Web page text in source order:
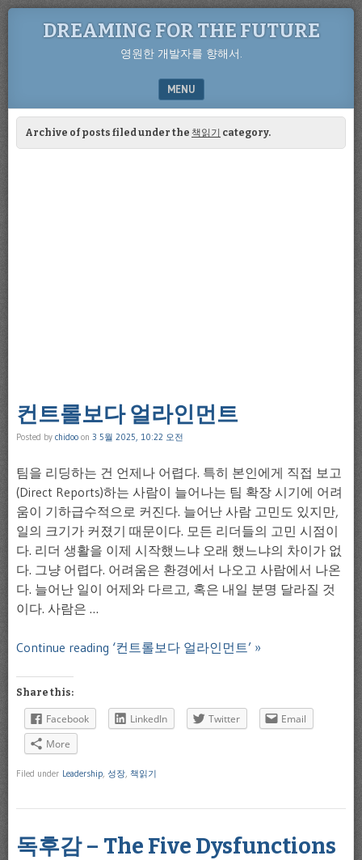
DREAMING FOR THE FUTURE
영원한 개발자를 향해서.
MENU
SKIP TO CONTENT
Archive of posts filed under the 책읽기 category.
컨트롤보다 얼라인먼트
Posted by chidoo on 3 5월 2025, 10:22 오전
팀을 리딩하는 건 언제나 어렵다. 특히 본인에게 직접 보고
(Direct Reports)하는 사람이 늘어나는 팀 확장 시기에 어려
움이 기하급수적으로 커진다. 늘어난 사람 고민도 있지만,
일의 크기가 커졌기 때문이다. 모든 리더들의 고민 시점이
다. 리더 생활을 이제 시작했느냐 오래 했느냐의 차이가 없
다. 그냥 어렵다. 어려움은 환경에서 나오고 사람에서 나온
다. 늘어난 일이 어제와 다르고, 혹은 내일 분명 달라질 것
이다. 사람은 …
Continue reading ‘컨트롤보다 얼라인먼트’ »
Share this:
Facebook LinkedIn Twitter
Email
More
Filed under Leadership, 성장, 책읽기
독후감 – The Five Dysfunctions